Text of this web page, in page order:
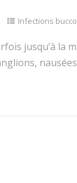
Infections
jusqu’à la